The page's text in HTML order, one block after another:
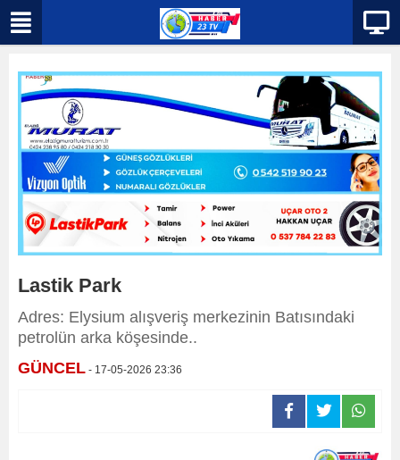
Lastik Park
Adres: Elysium alışveriş merkezinin Batısındaki
petrolün arka köşesinde..
GÜNCEL - 17-05-2026 23:36